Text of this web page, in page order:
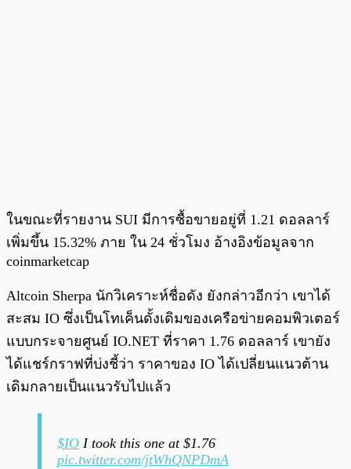
ในขณะที่รายงาน SUI มีการซื้อขายอยู่ที่ 1.21 ดอลลาร์
เพิ่มขึ้น 15.32% ภาย ใน 24 ชั่วโมง อ้างอิงข้อมูลจาก
coinmarketcap
Altcoin Sherpa นักวิเคราะห์ชื่อดัง ยังกล่าวอีกว่า เขาได้
สะสม IO ซึ่งเป็นโทเค็นดั้งเดิมของเครือข่ายคอมพิวเตอร์
แบบกระจายศูนย์ IO.NET ที่ราคา 1.76 ดอลลาร์ เขายัง
ได้แชร์กราฟที่บ่งชี้ว่า ราคาของ IO ได้เปลี่ยนแนวต้าน
เดิมกลายเป็นแนวรับไปแล้ว
$IO I took this one at $1.76
pic.twitter.com/jtWhQNPDmA